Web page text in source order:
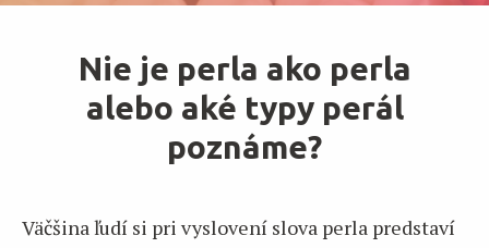
Nie je perla ako perla
alebo aké typy perál
poznáme?
Väčšina ľudí si pri vyslovení slova perla predstaví